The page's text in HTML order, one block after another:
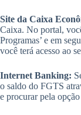
Site da Caixa
Caixa. No portal,
Programas’ e em
você terá acesso ao
Internet Banking:
o saldo do FGTS
e procurar pela